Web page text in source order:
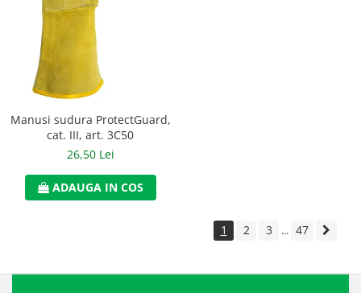
Manusi sudura ProtectGuard,
cat. III, art. 3C50
26,50 Lei
ADAUGA IN COS
1 2 3 ... 47